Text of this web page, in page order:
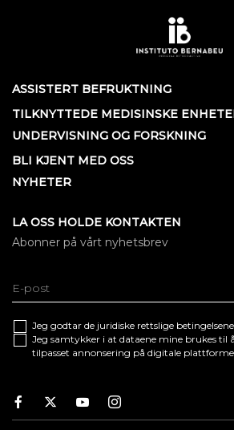
ASSISTERT BEFRUKTNING
TILKNYTTEDE MEDISINSKE
UNDERVISNING OG FORSKNING
BLI KJENT MED OSS
NYHETER
LA OSS HOLDE KONTAKTEN
Abonner på vårt nyhetsbrev
Jeg godtar de juridiske rettslige betingelsene
Jeg samtykker i at dataene mine brukes til
tilpasset annonsering på digitale
Facebook
TwitterYoutubeInstagram